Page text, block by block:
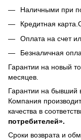
Наличными при
Кредитная
Оплата на счет
Безналичная
Гарантии на новый
месяцев.
Гарантии на бывший
Компания
качества в
потребителей».
Сроки возврата и